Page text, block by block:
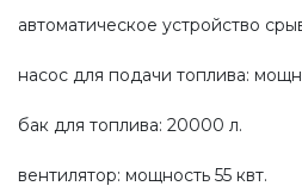
автоматическое устройство
насос для подачи топлива:
бак для топлива: 20000 л.
вентилятор: мощность 55 квт.